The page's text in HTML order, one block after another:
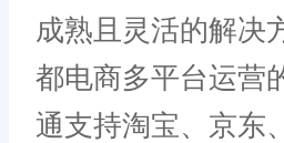
成熟且灵活的解决
都电商多平台运营
通支持淘宝、京东